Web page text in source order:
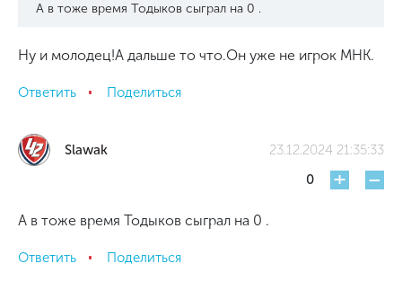
А в тоже время Тодыков сыграл на 0 .
Ну и молодец!А дальше то что.Он уже не игрок МНК.
Ответить Поделиться
Slawak
23.12.2024 21:35:33
0
+ -
А в тоже время Тодыков сыграл на 0 .
Ответить Поделиться